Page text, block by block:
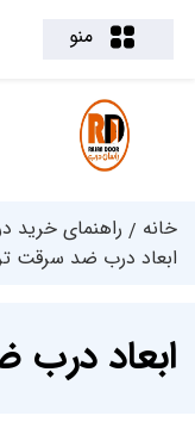
منو
خانه
راهنمای
ابعاد درب ضد سرقت
ابعاد